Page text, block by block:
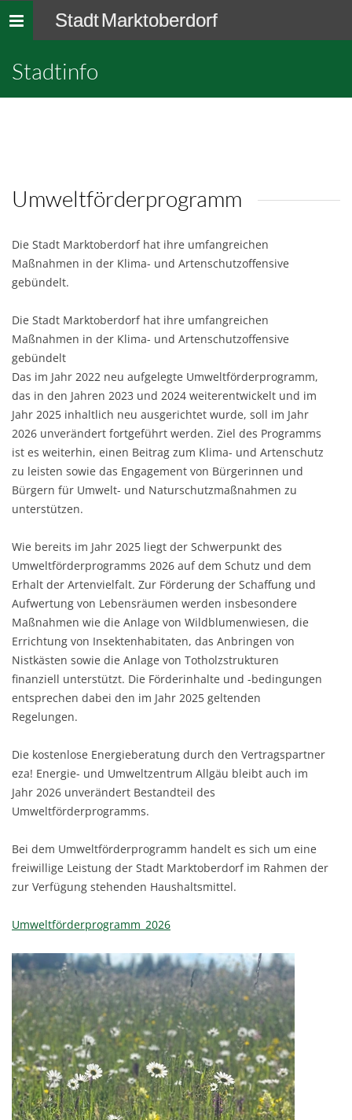
Toggle
navigation
Stadt Marktoberdorf
Stadtinfo
Umweltförderprogramm
Die Stadt Marktoberdorf hat ihre umfangreichen
Maßnahmen in der Klima- und Artenschutzoffensive
gebündelt.
Die Stadt Marktoberdorf hat ihre umfangreichen
Maßnahmen in der Klima- und Artenschutzoffensive
gebündelt
Das im Jahr 2022 neu aufgelegte Umweltförderprogramm,
das in den Jahren 2023 und 2024 weiterentwickelt und im
Jahr 2025 inhaltlich neu ausgerichtet wurde, soll im Jahr
2026 unverändert fortgeführt werden. Ziel des Programms
ist es weiterhin, einen Beitrag zum Klima- und Artenschutz
zu leisten sowie das Engagement von Bürgerinnen und
Bürgern für Umwelt- und Naturschutzmaßnahmen zu
unterstützen.
Wie bereits im Jahr 2025 liegt der Schwerpunkt des
Umweltförderprogramms 2026 auf dem Schutz und dem
Erhalt der Artenvielfalt. Zur Förderung der Schaffung und
Aufwertung von Lebensräumen werden insbesondere
Maßnahmen wie die Anlage von Wildblumenwiesen, die
Errichtung von Insektenhabitaten, das Anbringen von
Nistkästen sowie die Anlage von Totholzstrukturen
finanziell unterstützt. Die Förderinhalte und -bedingungen
entsprechen dabei den im Jahr 2025 geltenden
Regelungen.
Die kostenlose Energieberatung durch den Vertragspartner
eza! Energie- und Umweltzentrum Allgäu bleibt auch im
Jahr 2026 unverändert Bestandteil des
Umweltförderprogramms.
Bei dem Umweltförderprogramm handelt es sich um eine
freiwillige Leistung der Stadt Marktoberdorf im Rahmen der
zur Verfügung stehenden Haushaltsmittel.
Umweltförderprogramm_2026